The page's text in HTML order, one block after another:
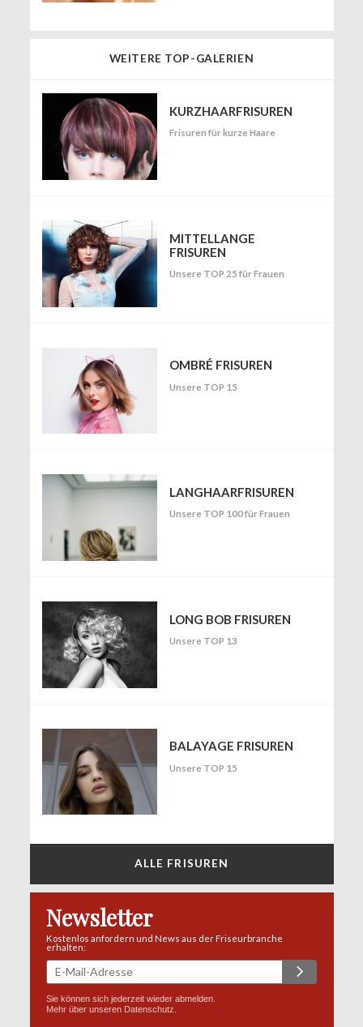
WEITERE TOP-GALERIEN
KURZHAARFRISUREN
Frisuren für kurze Haare
MITTELLANGE
FRISUREN
Unsere TOP 25 für Frauen
OMBRÉ FRISUREN
Unsere TOP 15
LANGHAARFRISUREN
Unsere TOP 100 für Frauen
LONG BOB FRISUREN
Unsere TOP 13
BALAYAGE FRISUREN
Unsere TOP 15
ALLE FRISUREN
Newsletter
Kostenlos anfordern und News aus der Friseurbranche
erhalten:
Sie können sich jederzeit wieder abmelden.
Mehr über unseren Datenschutz